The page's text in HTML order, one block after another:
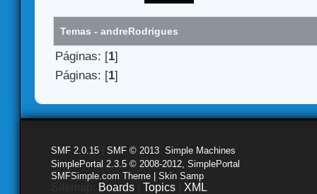
Temas - andreRodrigues
Páginas: [1]
Páginas: [1]
SMF 2.0.15 SMF © 2013 Simple Machines
SimplePortal 2.3.5 © 2008-2012, SimplePortal
SMFSimple.com Theme | Skin Samp
Boards Topics XML